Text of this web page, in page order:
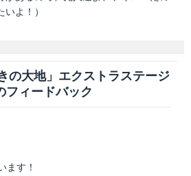
よ！）
の大地」エクストラステージ
フィードバック
ます！